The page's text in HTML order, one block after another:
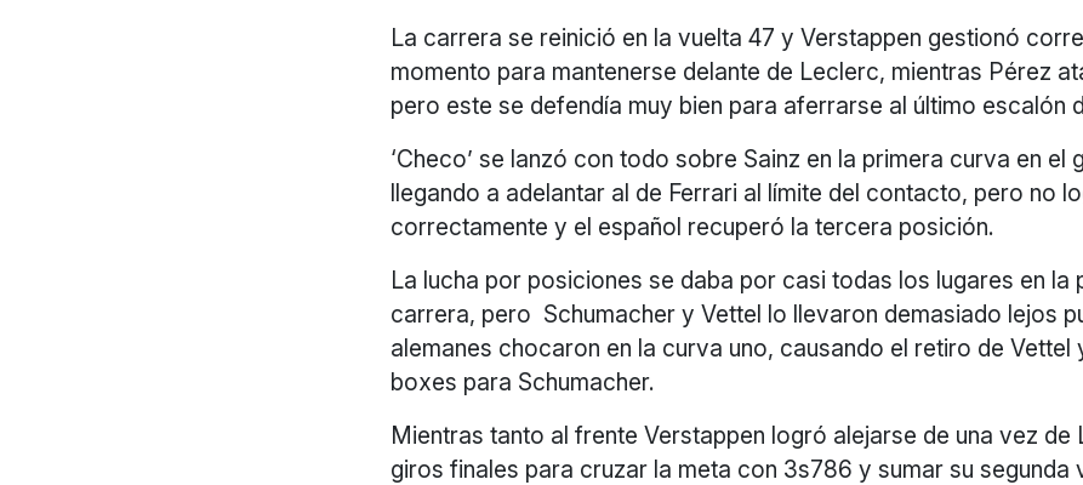
La carrera se reinició en la vuelta 47 y Verstappen gestionó
momento para mantenerse delante de Leclerc, mientras Pérez
pero este se defendía muy bien para aferrarse al último escalón
‘Checo’ se lanzó con todo sobre Sainz en la primera curva en el
llegando a adelantar al de Ferrari al límite del contacto, pero no
correctamente y el español recuperó la tercera posición.
La lucha por posiciones se daba por casi todas los lugares en la
carrera, pero Schumacher y Vettel lo llevaron demasiado lejos
alemanes chocaron en la curva uno, causando el retiro de Vettel
boxes para Schumacher.
Mientras tanto al frente Verstappen logró alejarse de una vez de
giros finales para cruzar la meta con 3s786 y sumar su segunda